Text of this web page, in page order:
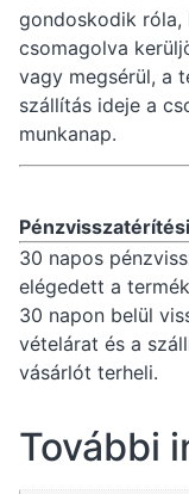
gondoskodik róla,
csomagolva
vagy megsérül, a
szállítás ideje a
munkanap.
30 napos
elégedett a
30 napon belül
vételárat és a
vásárlót terheli.
További